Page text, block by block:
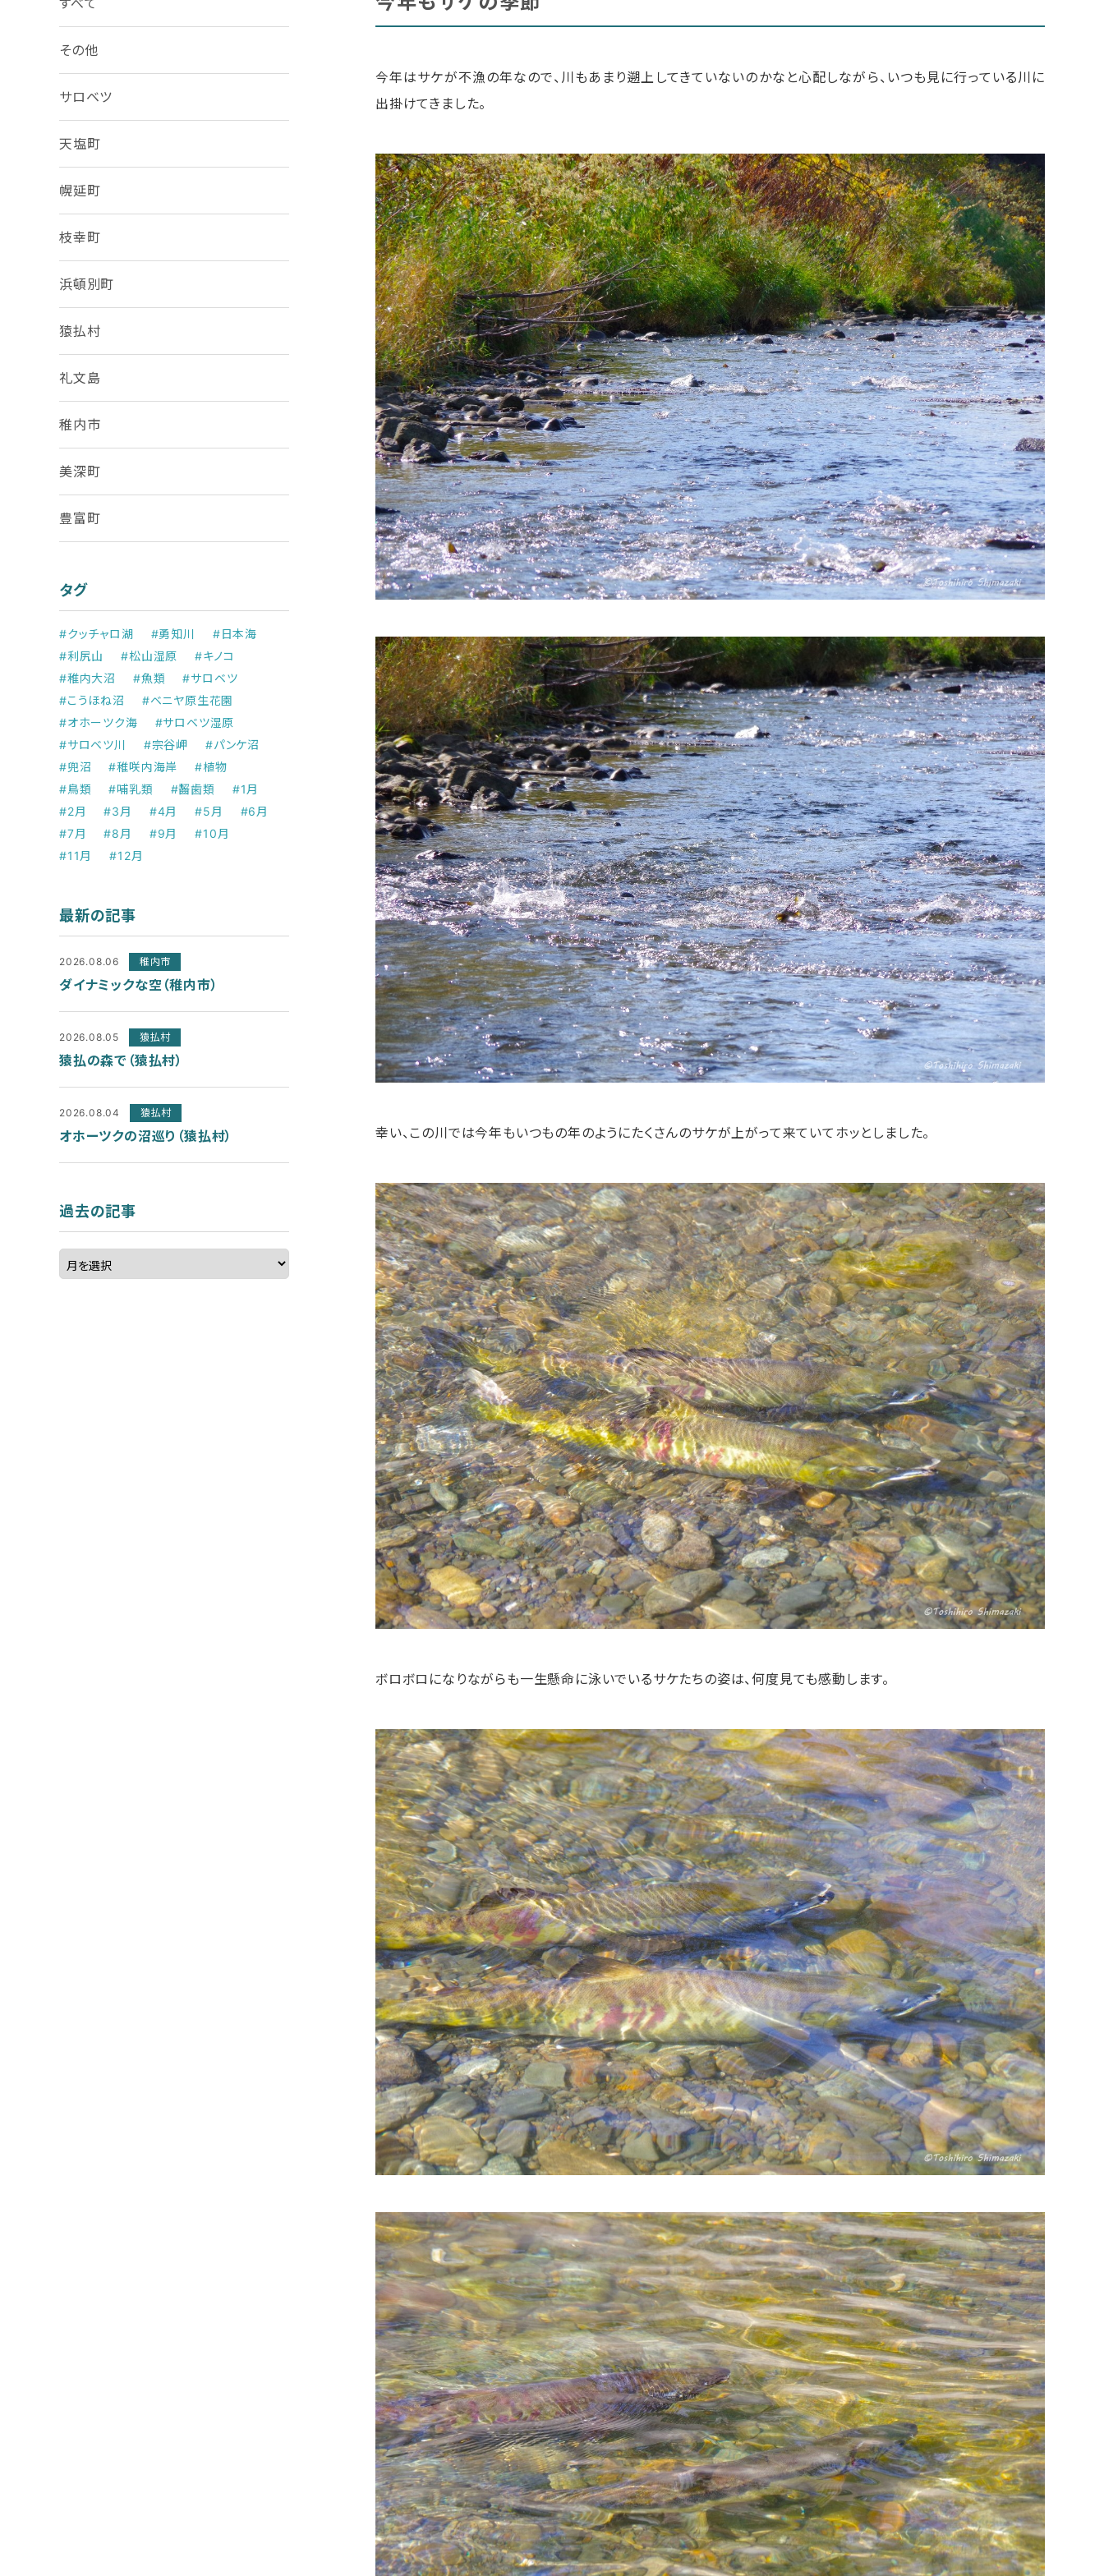
今年はサケが不漁の年なので、川もあまり遡上してきていないのかなと心配しながら、いつも見に行っている川に
出掛けてきました。
幸い、この川では今年もいつもの年のようにたくさんのサケが上がって来ていてホッとしました。
ボロボロになりながらも一生懸命に泳いでいるサケたちの姿は、何度見ても感動します。
すべて
その他
サロベツ
天塩町
幌延町
枝幸町
浜頓別町
猿払村
礼文島
稚内市
美深町
豊富町
タグ
#クッチャロ湖 #勇知川
#日本海
#利尻山
#松山湿原
#キノコ
#稚内大沼
#魚類
#サロベツ
#こうほね沼
#ベニヤ原生花園
#オホーツク海
#サロベツ湿原
#サロベツ川
#宗谷岬
#パンケ沼
#兜沼
#稚咲内海岸
#植物
#鳥類
#哺乳類 #齧歯類
#1月
#2月
#3月 #4月 #5月
#6月
#7月
#8月 #9月
#10月
#11月
#12月
最新の記事
2026.08.06 稚内市
ダイナミックな空（稚内市）
2026.08.05 猿払村
猿払の森で（猿払村）
2026.08.04 猿払村
オホーツクの沼巡り（猿払村）
過去の記事